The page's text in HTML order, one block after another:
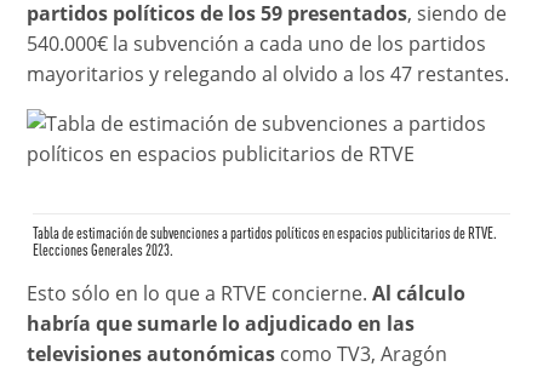
partidos políticos de los 59 presentados, siendo de
540.000€ la subvención a cada uno de los partidos
mayoritarios y relegando al olvido a los 47 restantes.
Tabla de estimación de subvenciones a partidos políticos en espacios publicitarios de RTVE.
Elecciones Generales 2023.
Esto sólo en lo que a RTVE concierne.Al cálculo
habría que sumarle lo adjudicado en las
televisiones autonómicas como TV3, Aragón